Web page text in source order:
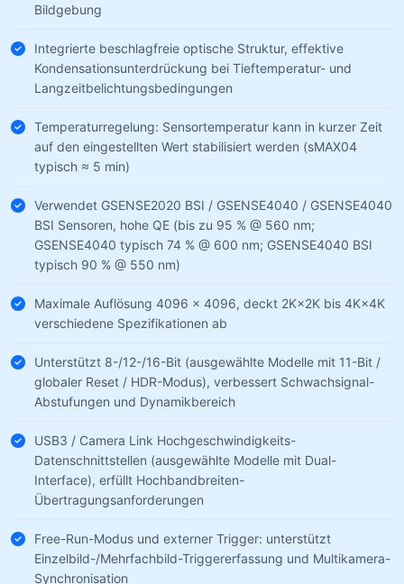
Bildgebung
Integrierte beschlagfreie optische Struktur, effektive
Kondensationsunterdrückung bei Tieftemperatur- und
Langzeitbelichtungsbedingungen
Temperaturregelung: Sensortemperatur kann in kurzer Zeit
auf den eingestellten Wert stabilisiert werden (sMAX04
typisch ≈ 5 min)
Verwendet GSENSE2020 BSI / GSENSE4040 / GSENSE4040
BSI Sensoren, hohe QE (bis zu 95 % @ 560 nm;
GSENSE4040 typisch 74 % @ 600 nm; GSENSE4040 BSI
typisch 90 % @ 550 nm)
Maximale Auflösung 4096 × 4096, deckt 2K×2K bis 4K×4K
verschiedene Spezifikationen ab
Unterstützt 8-/12-/16-Bit (ausgewählte Modelle mit 11-Bit /
globaler Reset / HDR-Modus), verbessert Schwachsignal-
Abstufungen und Dynamikbereich
USB3 / Camera Link Hochgeschwindigkeits-
Datenschnittstellen (ausgewählte Modelle mit Dual-
Interface), erfüllt Hochbandbreiten-
Übertragungsanforderungen
Free-Run-Modus und externer Trigger: unterstützt
Einzelbild-/Mehrfachbild-Triggererfassung und Multikamera-
Synchronisation